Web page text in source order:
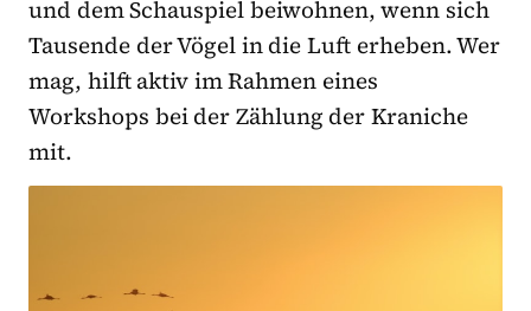
und dem Schauspiel beiwohnen, wenn sich
Tausende der Vögel in die Luft erheben. Wer
mag, hilft aktiv im Rahmen eines
Workshops bei der Zählung der Kraniche
mit.